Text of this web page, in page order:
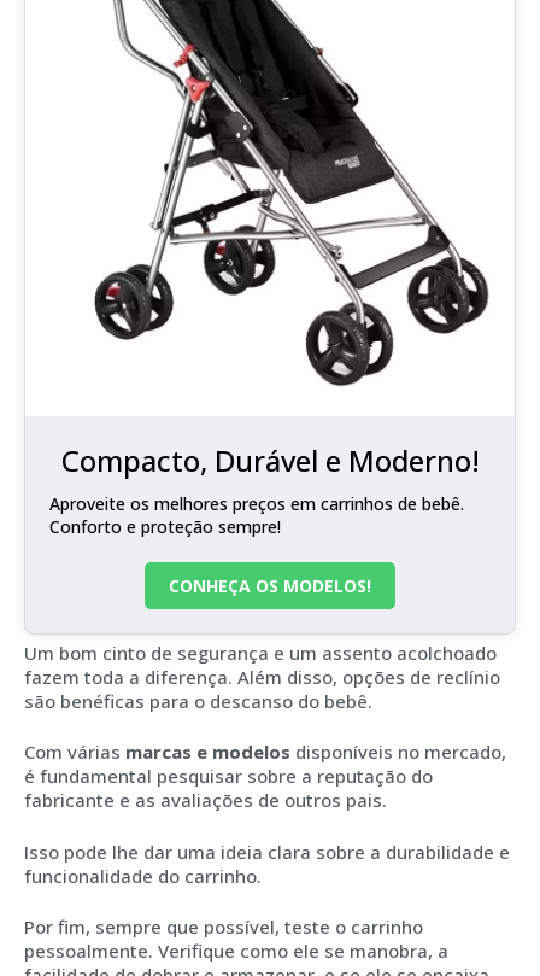
Compacto, Durável e Moderno!
Aproveite os melhores preços em carrinhos de bebê.
Conforto e proteção sempre!
CONHEÇA OS MODELOS!
Um bom cinto de segurança e um assento acolchoado
fazem toda a diferença. Além disso, opções de reclínio
são benéficas para o descanso do bebê.
Com várias marcas e modelos disponíveis no mercado,
é fundamental pesquisar sobre a reputação do
fabricante e as avaliações de outros pais.
Isso pode lhe dar uma ideia clara sobre a durabilidade e
funcionalidade do carrinho.
Por fim, sempre que possível, teste o carrinho
pessoalmente. Verifique como ele se manobra, a